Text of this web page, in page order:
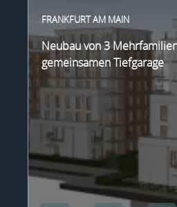
FRANKFURT AM MAIN
Neubau von 3
gemeinsamen Tiefgarage